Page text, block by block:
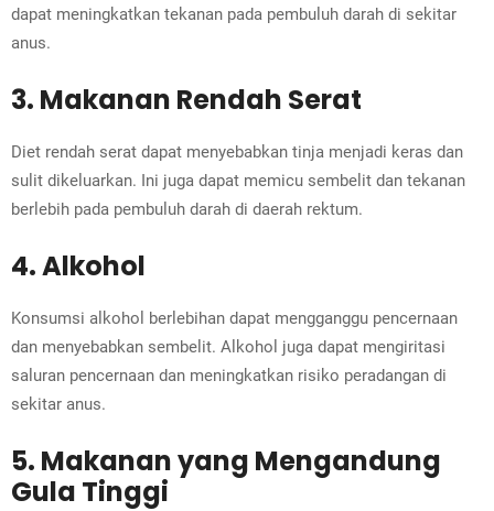
dapat meningkatkan tekanan pada pembuluh darah di sekitar
anus.
3. Makanan Rendah Serat
Diet rendah serat dapat menyebabkan tinja menjadi keras dan
sulit dikeluarkan. Ini juga dapat memicu sembelit dan tekanan
berlebih pada pembuluh darah di daerah rektum.
4. Alkohol
Konsumsi alkohol berlebihan dapat mengganggu pencernaan
dan menyebabkan sembelit. Alkohol juga dapat mengiritasi
saluran pencernaan dan meningkatkan risiko peradangan di
sekitar anus.
5. Makanan yang Mengandung
Gula Tinggi